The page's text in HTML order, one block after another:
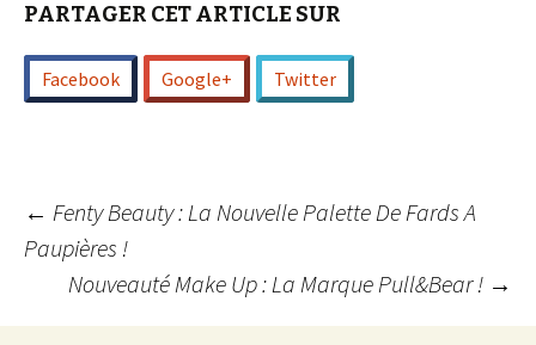
PARTAGER CET ARTICLE SUR
Facebook Google+ Twitter
Navigation
des
← Fenty Beauty : La Nouvelle Palette De Fards A
Paupières !
Nouveauté Make Up : La Marque Pull&Bear ! →